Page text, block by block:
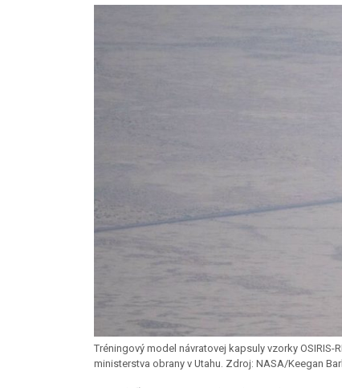
Tréningový model návratovej kapsuly vzorky
ministerstva obrany v Utahu. Zdroj: NASA/Keegan